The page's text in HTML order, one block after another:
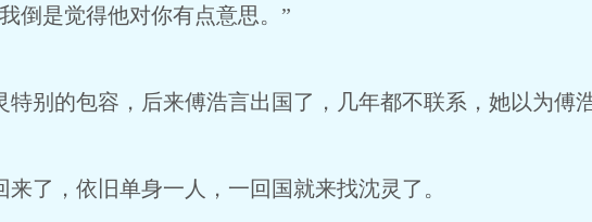
倒是觉得他对你有点意思。”
别的包容，后来傅浩言出国了，几年都不联系，她以为傅
了，依旧单身一人，一回国就来找沈灵了。